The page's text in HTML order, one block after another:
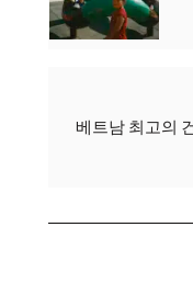
베트남 최고의